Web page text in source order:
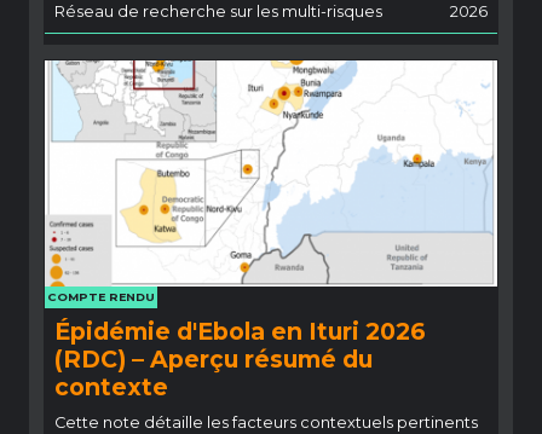
Réseau de recherche sur les multi-risques
2026
COMPTE RENDU
Épidémie d'Ebola en Ituri 2026
(RDC) – Aperçu résumé du
contexte
Cette note détaille les facteurs contextuels pertinents